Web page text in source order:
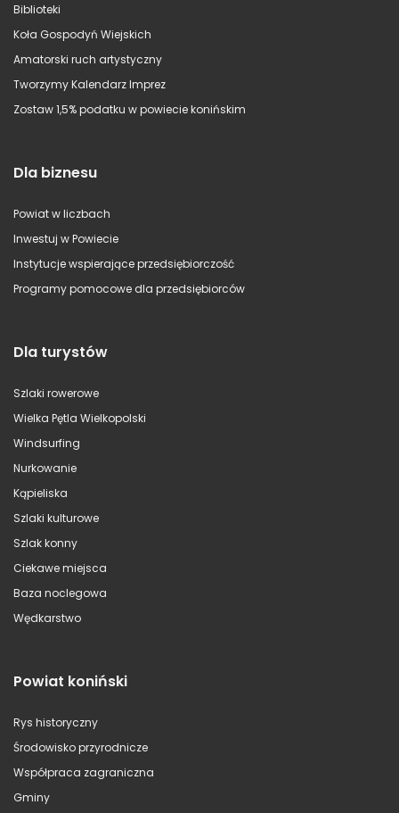
Biblioteki
Koła Gospodyń Wiejskich
Amatorski ruch artystyczny
Tworzymy Kalendarz Imprez
Zostaw 1,5% podatku w powiecie konińskim
Dla biznesu
Powiat w liczbach
Inwestuj w Powiecie
Instytucje wspierające przedsiębiorczość
Programy pomocowe dla przedsiębiorców
Dla turystów
Szlaki rowerowe
Wielka Pętla Wielkopolski
Windsurfing
Nurkowanie
Kąpieliska
Szlaki kulturowe
Szlak konny
Ciekawe miejsca
Baza noclegowa
Wędkarstwo
Powiat koniński
Rys historyczny
Środowisko przyrodnicze
Współpraca zagraniczna
Gminy